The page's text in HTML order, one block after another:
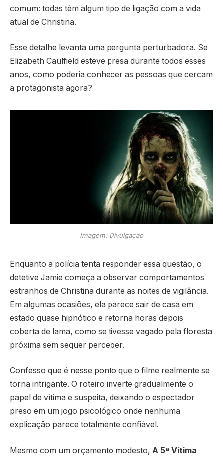
comum: todas têm algum tipo de ligação com a vida
atual de Christina.
Esse detalhe levanta uma pergunta perturbadora. Se
Elizabeth Caulfield esteve presa durante todos esses
anos, como poderia conhecer as pessoas que cercam
a protagonista agora?
Imagem: Divulgação
Enquanto a polícia tenta responder essa questão, o
detetive Jamie começa a observar comportamentos
estranhos de Christina durante as noites de vigilância.
Em algumas ocasiões, ela parece sair de casa em
estado quase hipnótico e retorna horas depois
coberta de lama, como se tivesse vagado pela floresta
próxima sem sequer perceber.
Confesso que é nesse ponto que o filme realmente se
torna intrigante. O roteiro inverte gradualmente o
papel de vítima e suspeita, deixando o espectador
preso em um jogo psicológico onde nenhuma
explicação parece totalmente confiável.
Mesmo com um orçamento modesto, A 5ª Vítima